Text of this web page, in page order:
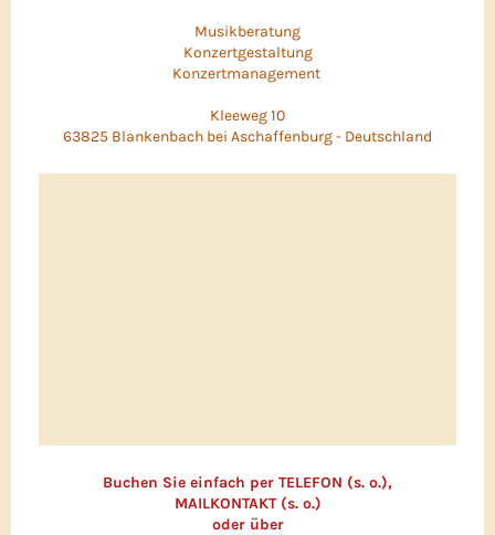
Musikberatung
Konzertgestaltung
Konzertmanagement
Kleeweg10
63825 Blankenbach bei Aschaffenburg - Deutschland
Buchen Sie einfach per TELEFON (s. o.),
MAILKONTAKT (s. o.)
oder über